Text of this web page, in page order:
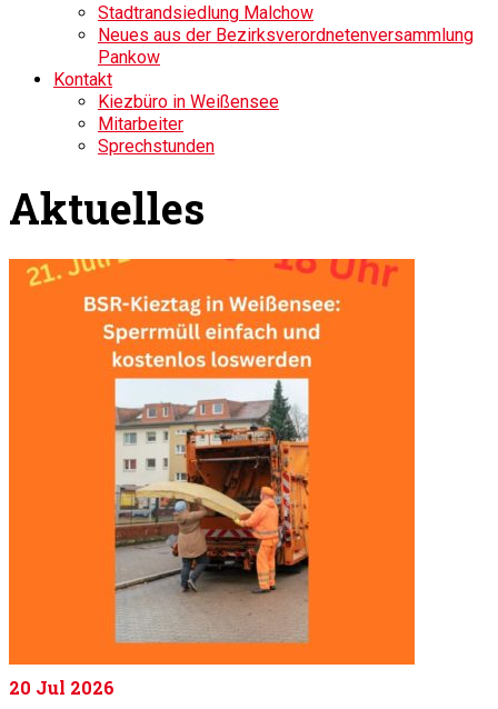
Stadtrandsiedlung Malchow
Neues aus der Bezirksverordnetenversammlung
Pankow
Kontakt
Kiezbüro in Weißensee
Mitarbeiter
Sprechstunden
Aktuelles
20 Jul 2026